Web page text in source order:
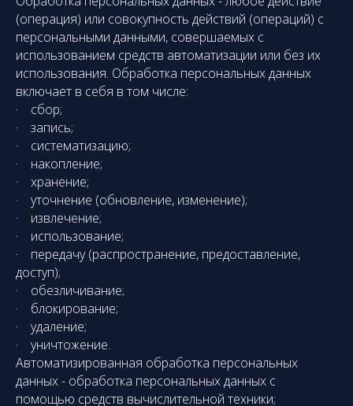
(операция) или совокупность действий (операций) с
персональными данными, совершаемых с
использованием средств автоматизации или без их
использования. Обработка персональных данных
включает в себя в том числе:
· сбор;
· запись;
· систематизацию;
· накопление;
· хранение;
· уточнение (обновление, изменение);
· извлечение;
· использование;
· передачу (распространение, предоставление,
доступ);
· обезличивание;
· блокирование;
· удаление;
· уничтожение.
Автоматизированная обработка персональных
данных - обработка персональных данных с
помощью средств вычислительной техники;